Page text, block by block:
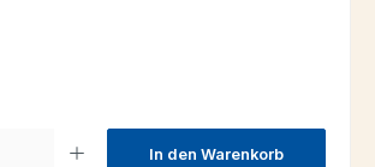
In den Warenkorb